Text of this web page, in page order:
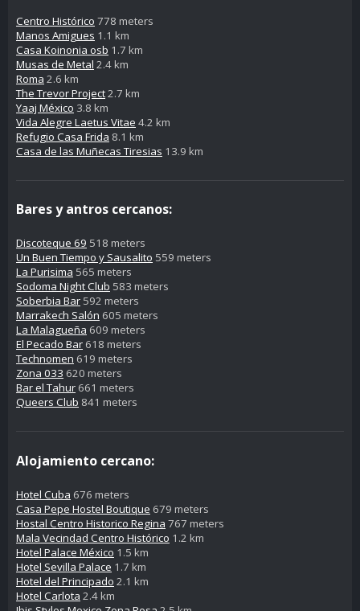
Centro Histórico 778 meters
Manos Amigues 1.1 km
Casa Koinonia osb 1.7 km
Musas de Metal 2.4 km
Roma 2.6 km
The Trevor Project2.7 km
Yaaj México 3.8 km
Vida Alegre Laetus Vitae 4.2 km
Refugio Casa Frida 8.1 km
Casa de las Muñecas Tiresias 13.9 km
Bares y antros cercanos:
Discoteque 69 518 meters
Un Buen Tiempo y Sausalito 559 meters
La Purisima 565 meters
Sodoma Night Club 583 meters
Soberbia Bar 592 meters
Marrakech Salón 605 meters
La Malagueña 609 meters
El Pecado Bar 618 meters
Technomen 619 meters
Zona 033 620 meters
Bar el Tahur 661 meters
Queers Club 841 meters
Alojamiento cercano:
Hotel Cuba 676 meters
Casa Pepe Hostel Boutique 679 meters
Hostal Centro Historico Regina 767 meters
Mala Vecindad Centro Histórico 1.2 km
Hotel Palace México 1.5 km
Hotel Sevilla Palace 1.7 km
Hotel del Principado 2.1 km
Hotel Carlota 2.4 km